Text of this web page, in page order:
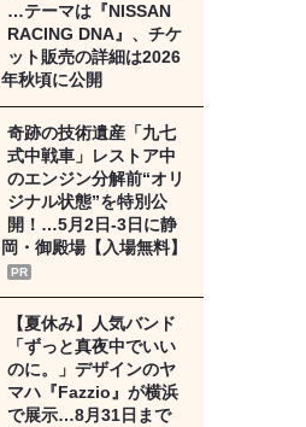
…テーマは『NISSAN
RACING DNA』、チケ
ット販売の詳細は2026
年秋頃に公開
奇跡の技術遺産「九七
式中戦車」レストア中
のエンジン分解前“オリ
ジナル状態”を特別公
開！…5月2日-3日に静
岡・御殿場【入場無料】
PR
【夏休み】人気バンド
「ずっと真夜中でいい
のに。」デザインのヤ
マハ『Fazzio』が横浜
で展示…8月31日まで